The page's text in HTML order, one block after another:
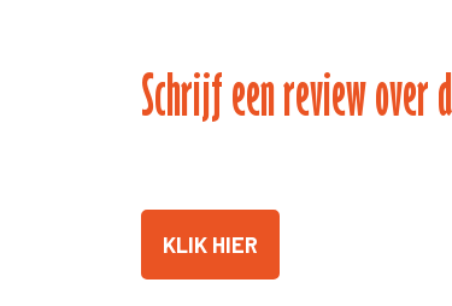
Schrijf een review over
KLIK HIER